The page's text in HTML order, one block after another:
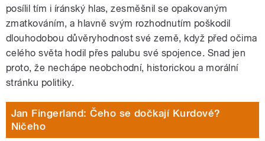
posílil tím i íránský hlas, zesměšnil se opakovaným
zmatkováním, a hlavně svým rozhodnutím poškodil
dlouhodobou důvěryhodnost své země, když před očima
celého světa hodil přes palubu své spojence. Snad jen
proto, že nechápe neobchodní, historickou a morální
stránku politiky.
Jan Fingerland: Čeho se dočkají Kurdové?
Ničeho